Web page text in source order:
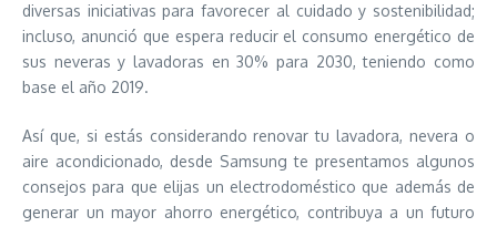
diversas iniciativas para favorecer al cuidado y sostenibilidad;
incluso, anunció que espera reducir el consumo energético de
sus neveras y lavadoras en 30% para 2030, teniendo como
base el año 2019.
Así que, si estás considerando renovar tu lavadora, nevera o
aire acondicionado, desde Samsung te presentamos algunos
consejos para que elijas un electrodoméstico que además de
generar un mayor ahorro energético, contribuya a un futuro